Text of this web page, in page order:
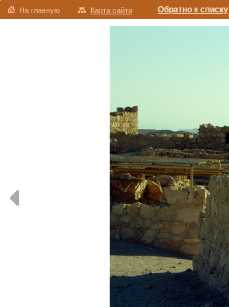
На главную Карта сайта Обратно к списку